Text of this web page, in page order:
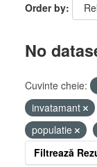
Order by
No
Cuvinte cheie:
invatamant
populatie
Filtrează